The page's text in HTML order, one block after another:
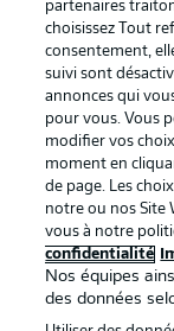
Proposé par
partenaires
choisissez Tout
consentement,
suivi sont
annonces qui
pour vous. Vous
modifier vos
moment en
de page. Les
notre ou nos Site
vous à notre
confidentialité
Nos équipes
des données